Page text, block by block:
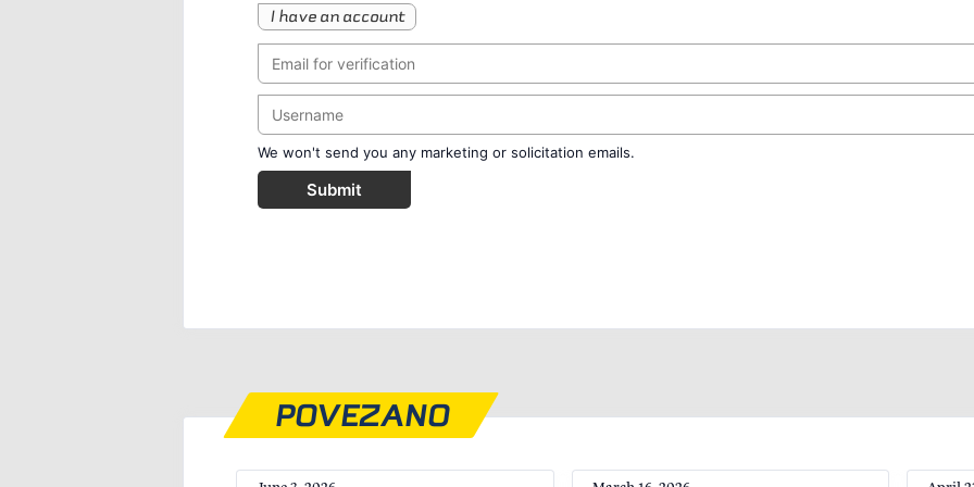
I have an account
We won't send you any marketing or solicitation emails.
Submit
POVEZANO